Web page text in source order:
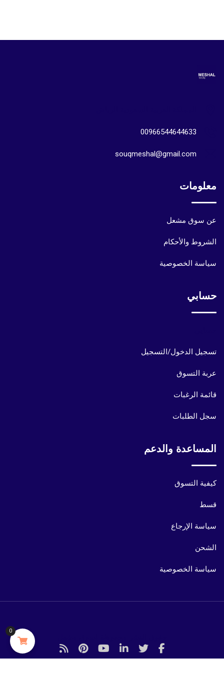
00966544644633
souqmeshal@gmail.com
معلومات
عن سوق مشعل
الشروط والأحكام
سياسة الخصوصية
حسابي
تسجيل الدخول/التسجيل
عربة التسوق
قائمة الرغبات
سجل الطلبات
المساعدة والدعم
كيفية التسوق
قسط
سياسة الإرجاع
الشحن
سياسة الخصوصية
0